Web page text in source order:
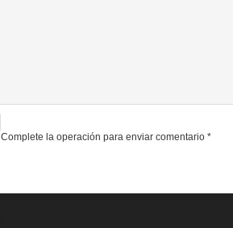
Complete la operación para enviar comentario *